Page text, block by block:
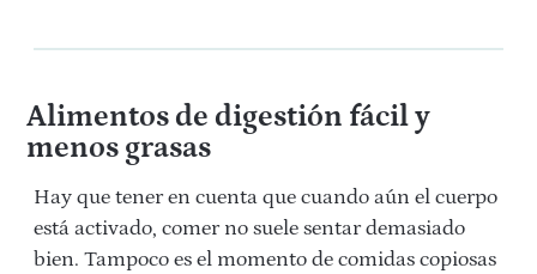
Alimentos de digestión fácil y
menos grasas
Hay que tener en cuenta que cuando aún el cuerpo
está activado, comer no suele sentar demasiado
bien. Tampoco es el momento de comidas copiosas